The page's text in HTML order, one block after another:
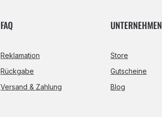
FAQ
Reklamation
Rückgabe
Versand & Zahlung
UNTERNEHMEN
Store
Gutscheine
Blog